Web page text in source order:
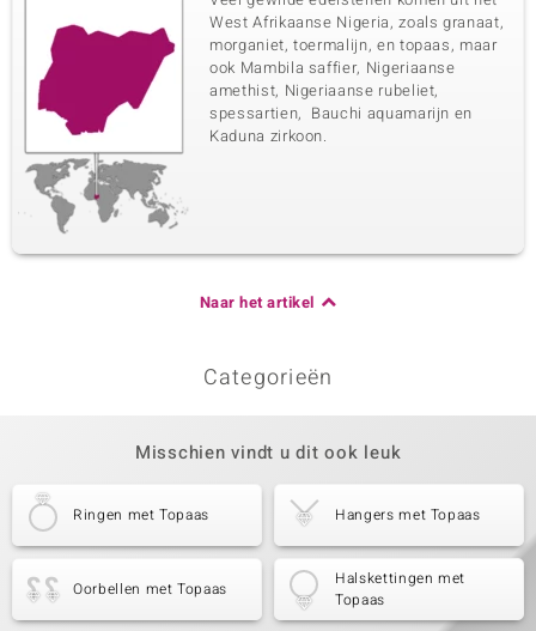
Prong
Herkomst
Tanzania
West Afrikaanse Nigeria, zoals granaat,
morganiet, toermalijn, en topaas, maar
ook Mambila saffier, Nigeriaanse
amethist, Nigeriaanse rubeliet,
spessartien, Bauchi aquamarijn en
Kaduna zirkoon.
Naar het artikel
Categorieën
Misschien vindt u dit ook leuk
Ringen met Topaas Hangers met Topaas
Oorbellen met Topaas
Halskettingen met
Topaas